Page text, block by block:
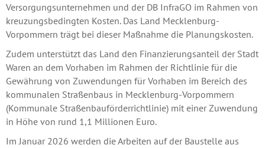
Versorgungsunternehmen und der DB InfraGO im Rahmen von
kreuzungsbedingten Kosten. Das Land Mecklenburg-
Vorpommern trägt bei dieser Maßnahme die Planungskosten.
Zudem unterstützt das Land den Finanzierungsanteil der Stadt
Waren an dem Vorhaben im Rahmen der Richtlinie für die
Gewährung von Zuwendungen für Vorhaben im Bereich des
kommunalen Straßenbaus in Mecklenburg-Vorpommern
(Kommunale Straßenbauförderrichtlinie) mit einer Zuwendung
in Höhe von rund 1,1 Millionen Euro.
Im Januar 2026 werden die Arbeiten auf der Baustelle aus